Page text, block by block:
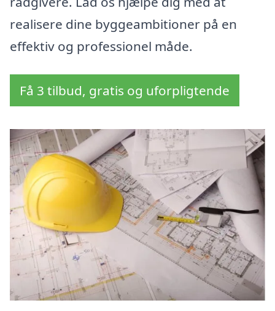
realisere dine byggeambitioner på en
effektiv og professionel måde.
Få 3 tilbud, gratis og uforpligtende